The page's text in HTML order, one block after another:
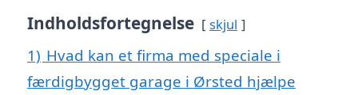
Indholdsfortegnelse skjul
1) Hvad kan et firma med speciale i
færdigbygget garage i Ørsted hjælpe